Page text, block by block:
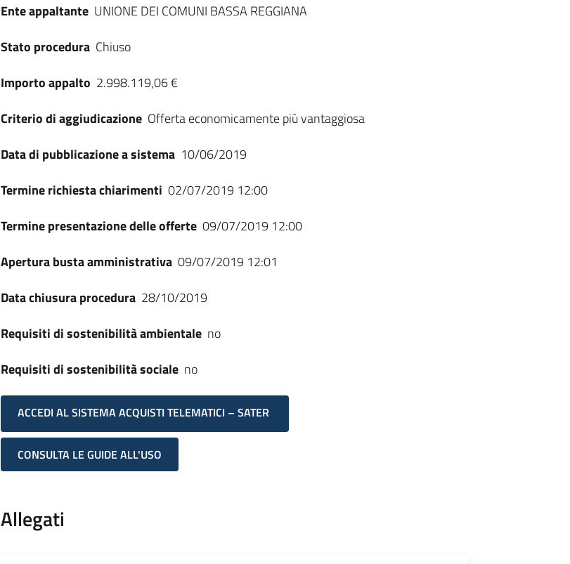
Ente appaltante UNIONE DEI COMUNI BASSA REGGIANA
Stato procedura Chiuso
Importo appalto 2.998.119,06 €
Criterio di aggiudicazione Offerta economicamente più vantaggiosa
Data di pubblicazione a sistema 10/06/2019
Termine richiesta chiarimenti 02/07/2019 12:00
Termine presentazione delle offerte 09/07/2019 12:00
Apertura busta amministrativa 09/07/2019 12:01
Data chiusura procedura 28/10/2019
Requisiti di sostenibilità ambientale no
Requisiti di sostenibilità sociale no
ACCEDI AL SISTEMA ACQUISTI TELEMATICI – SATER
CONSULTA LE GUIDE ALL'USO
Allegati